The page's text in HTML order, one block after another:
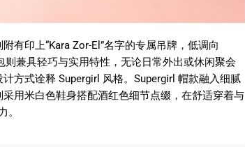
有印上“Kara Zor-El”名字的专属吊牌，低调向
兼具轻巧与实用特性，无论日常外出或休闲聚会
方式诠释 Supergirl 风格。Supergirl 帽款融入细腻
用米白色鞋身搭配酒红色细节点缀，在舒适穿着与
。